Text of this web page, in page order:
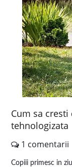
Cum sa
tehnologizata
1 comentarii
Copiii primesc in